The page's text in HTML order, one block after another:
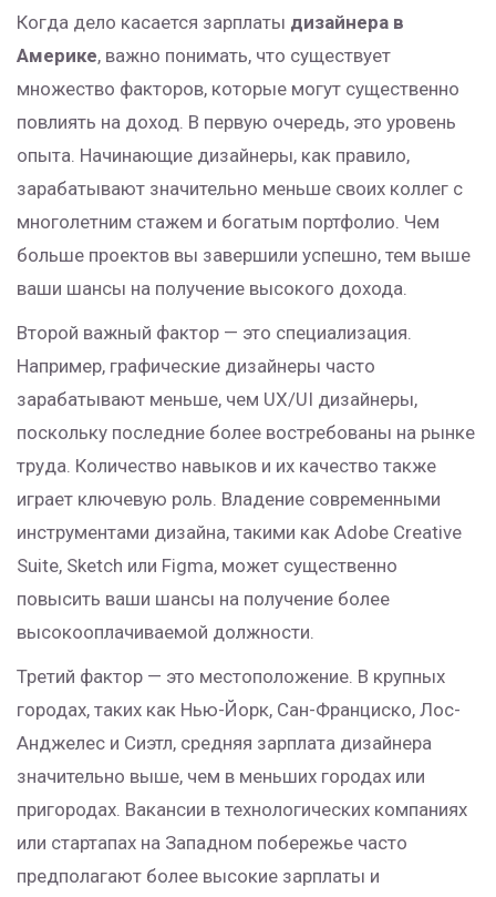
Когда дело касается зарплаты дизайнера в
Америке, важно понимать, что существует
множество факторов, которые могут существенно
повлиять на доход. В первую очередь, это уровень
опыта. Начинающие дизайнеры, как правило,
зарабатывают значительно меньше своих коллег с
многолетним стажем и богатым портфолио. Чем
больше проектов вы завершили успешно, тем выше
ваши шансы на получение высокого дохода.
Второй важный фактор — это специализация.
Например, графические дизайнеры часто
зарабатывают меньше, чем UX/UI дизайнеры,
поскольку последние более востребованы на рынке
труда. Количество навыков и их качество также
играет ключевую роль. Владение современными
инструментами дизайна, такими как Adobe Creative
Suite, Sketch или Figma, может существенно
повысить ваши шансы на получение более
высокооплачиваемой должности.
Третий фактор — это местоположение. В крупных
городах, таких как Нью-Йорк, Сан-Франциско, Лос-
Анджелес и Сиэтл, средняя зарплата дизайнера
значительно выше, чем в меньших городах или
пригородах. Вакансии в технологических компаниях
или стартапах на Западном побережье часто
предполагают более высокие зарплаты и